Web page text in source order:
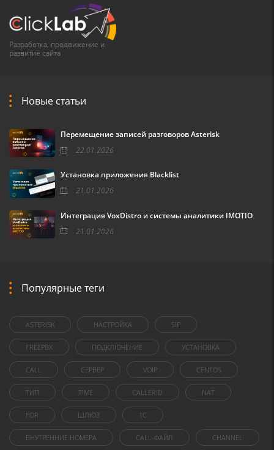
Разработка, продвижение и
развитие сайта
Новые статьи
Перемещение записей разговоров Asterisk
22.01.2026
Установка приложения Blacklist
21.01.2026
Интеграция VoxDistro и системы аналитики IMOTIO
21.01.2026
Популярные теги
ASTERISK НАСТРОЙКА SIP
FREEPBX ПОДКЛЮЧЕНИЕ УСТАНОВКА
CALL СЕРВЕР VOIP CENTOS
ТИП TIME CALLERID NAT
FOR ШЛЮЗ 1C
ВНУТРЕННИЕ НОМЕРА CALL-ФАЙЛ CHANNEL